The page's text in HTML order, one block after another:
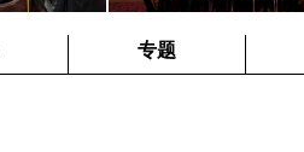
专题